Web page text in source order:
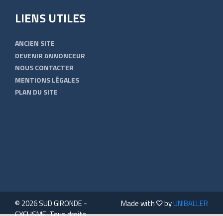
LIENS UTILES
ANCIEN SITE
DEVENIR ANNONCEUR
NOUS CONTACTER
MENTIONS LÉGALES
PLAN DU SITE
© 2026 SUD GIRONDE -
Made with byUNIBALLER